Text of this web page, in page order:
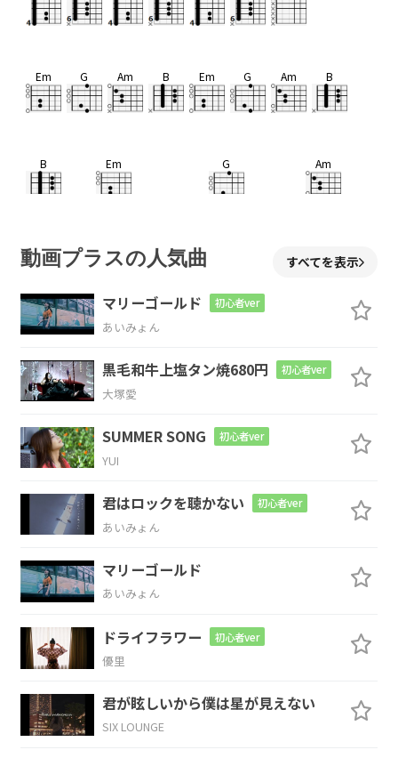
Em G Am B Em G Am B
B Em G Am
暗いお外は
B
歩けない
Em
ライ 未来
G
未来 未来見な い
きっとどの世も
本来
Em G Am
ナナナ ナイ 来ない 来
動画プラスの人気曲 すべてを表示
マリーゴールド 初心者ver
あいみょん
黒毛和牛上塩タン焼680円 初心者ver
大塚愛
SUMMER SONG 初心者ver
YUI
君はロックを聴かない 初心者ver
あいみょん
マリーゴールド
あいみょん
ドライフラワー 初心者ver
優里
君が眩しいから僕は星が見えない
SIX LOUNGE